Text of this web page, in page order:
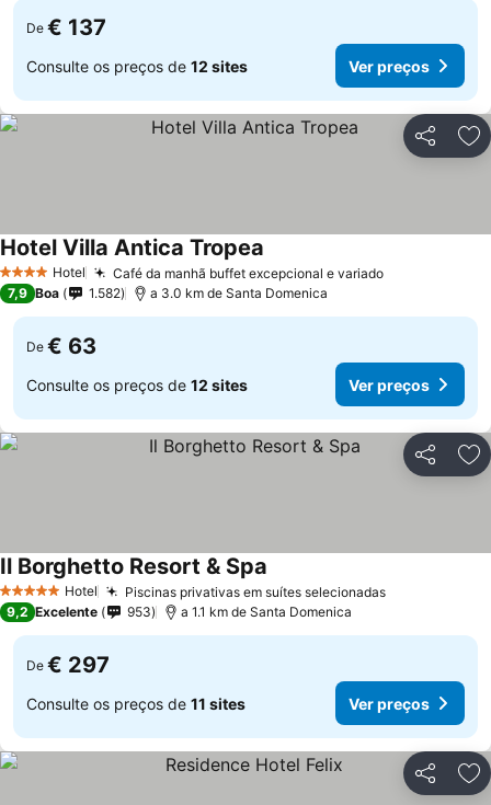
De € 137
Consulte os preços de 12 sites Ver preços
Partilhar
4 EstrelasHotel Café da manhã buffet excepcional e variado
Hotel Villa Antica Tropea
7,9 Boa 1.582 a 3.0 km de Santa Domenica
De € 63
Consulte os preços de 12 sites Ver preços
Partilhar
5 Estrelas Hotel Piscinas privativas em suítes selecionadas
Il Borghetto Resort & Spa
9,2 Excelente 953 a 1.1 km de Santa Domenica
De € 297
Consulte os preços de 11 sites Ver preços
Partilhar